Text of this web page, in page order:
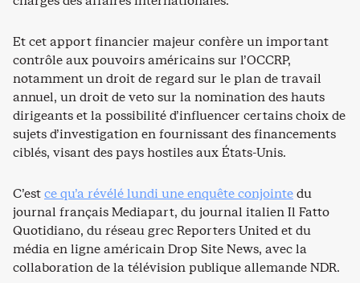
Et cet apport financier majeur confère un important
contrôle aux pouvoirs américains sur l’OCCRP,
notamment un droit de regard sur le plan de travail
annuel, un droit de veto sur la nomination des hauts
dirigeants et la possibilité d’influencer certains choix de
sujets d’investigation en fournissant des financements
ciblés, visant des pays hostiles aux États-Unis.
C’estce qu’a révélé lundi une enquête conjointedu
journal français Mediapart, du journal italien Il Fatto
Quotidiano, du réseau grec Reporters United et du
média en ligne américain Drop Site News, avec la
collaboration de la télévision publique allemande NDR.